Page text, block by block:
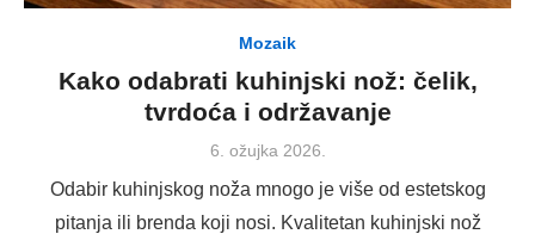
Mozaik
Kako odabrati kuhinjski nož: čelik,
tvrdoća i održavanje
Posted
6. ožujka 2026.
Odabir kuhinjskog noža mnogo je više od estetskog
pitanja ili brenda koji nosi. Kvalitetan kuhinjski nož